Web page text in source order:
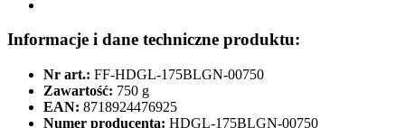
Informacje i dane techniczne produktu:
Nr art.: FF-HDGL-175BLGN-00750
Zawartość: 750 g
EAN: 8718924476925
Numer producenta: HDGL-175BLGN-00750